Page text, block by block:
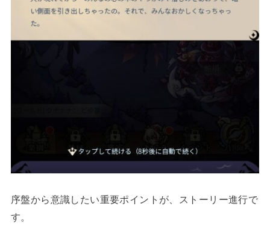
序盤から意識したい重要ポイントが、ストーリー進行で
す。